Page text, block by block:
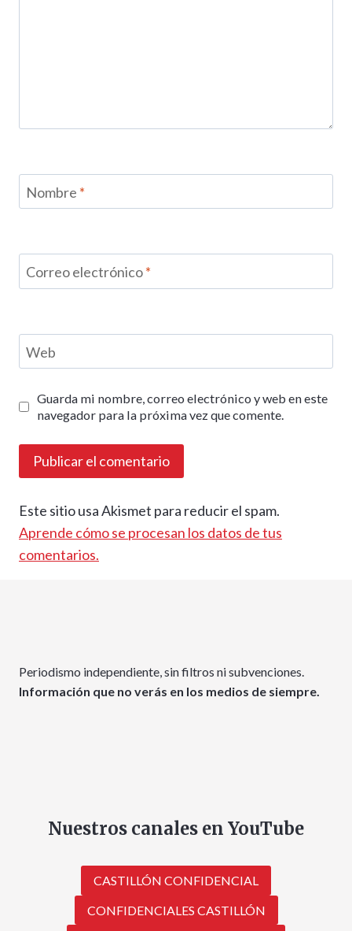
Nombre *
Correo electrónico*
Web
Guarda mi nombre, correo electrónico y web en este
navegador para la próxima vez que comente.
Este sitio usa Akismet para reducir el spam.
Aprende cómo se procesan los datos de tus
comentarios.
Periodismo independiente, sin filtros ni subvenciones.
Información que no verás en los medios de siempre.
Nuestros canales en YouTube
CASTILLÓN CONFIDENCIAL
CONFIDENCIALES CASTILLÓN